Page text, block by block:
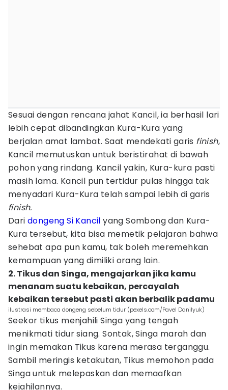
Sesuai dengan rencana jahat Kancil, ia berhasil lari
lebih cepat dibandingkan Kura-Kura yang
berjalan amat lambat. Saat mendekati garis finish,
Kancil memutuskan untuk beristirahat di bawah
pohon yang rindang. Kancil yakin, Kura-kura pasti
masih lama. Kancil pun tertidur pulas hingga tak
menyadari Kura-Kura telah sampai lebih di garis
finish.
Dari dongeng Si Kancil yang Sombong dan Kura-
Kura tersebut, kita bisa memetik pelajaran bahwa
sehebat apa pun kamu, tak boleh meremehkan
kemampuan yang dimiliki orang lain.
2. Tikus dan Singa, mengajarkan jika kamu
menanam suatu kebaikan, percayalah
kebaikan tersebut pasti akan berbalik padamu
ilustrasi membaca dongeng sebelum tidur (pexels.com/Pavel Danilyuk)
Seekor tikus menjahili Singa yang tengah
menikmati tidur siang. Sontak, Singa marah dan
ingin memakan Tikus karena merasa terganggu.
Sambil meringis ketakutan, Tikus memohon pada
Singa untuk melepaskan dan memaafkan
kejahilannya.